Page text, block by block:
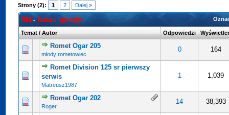
Strony (2): 1 2 Dalej »
RM -Nasze sprzęty
Temat/Autor Odpowiedzi
Romet Ogar 205
młody rometowiec
0 164
5 gwiazdek
Romet Division 125 sr pierwszy
serwis
Matreusz1987
1 1,039
5 gwiazdek
Romet Ogar 202
Roger
14 38,393
5 na 5 gwiazdek